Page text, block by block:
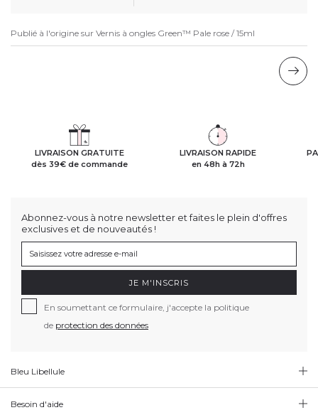
Publié à l'origine sur Vernis à ongles Green™ Pale rose / 15ml
LIVRAISON GRATUITE
dès 39€ de commande
LIVRAISON RAPIDE
en 48h à 72h
Abonnez-vous à notre newsletter et faites le plein d'offres
exclusives et de nouveautés !
JE M'INSCRIS
En soumettant ce formulaire, j'accepte la politique
de protection des données
Bleu Libellule
Besoin d'aide